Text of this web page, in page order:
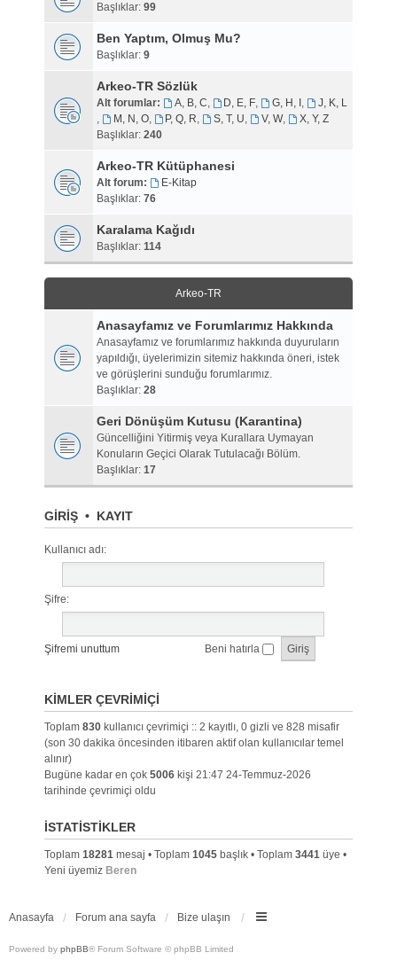
Başlıklar: 99
Ben Yaptım, Olmuş Mu?
Başlıklar: 9
Arkeo-TR Sözlük
Alt forumlar: A, B, C, D, E, F, G, H, I ,
J, K, L
,
M, N, O, P, Q, R, S, T, U, V, W,
X, Y, Z
Başlıklar: 240
Arkeo-TR Kütüphanesi
Alt forum:
E-Kitap
Başlıklar: 76
Karalama Kağıdı
Başlıklar: 114
Arkeo-TR
Anasayfamız ve Forumlarımız Hakkında
Anasayfamız ve forumlarımız hakkında duyuruların
yapıldığı, üyelerimizin sitemiz hakkında öneri, istek
ve görüşlerini sunduğu forumlarımız.
Başlıklar: 28
Geri Dönüşüm Kutusu (Karantina)
Güncelliğini Yitirmiş veya Kurallara Uymayan
Konuların Geçici Olarak Tutulacağı Bölüm.
Başlıklar: 17
GIRIŞ• KAYIT
Kullanıcı adı:
Şifre:
Şifremi unuttum Beni hatırla
KIMLER ÇEVRIMIÇI
Toplam 830kullanıcı çevrimiçi :: 2 kayıtlı, 0 gizli ve 828 misafir
(son 30 dakika öncesinden itibaren aktif olan kullanıcılar temel
alınır)
Bugüne kadar en çok 5006kişi 21:47 24-Temmuz-2026
tarihinde çevrimiçi oldu
İSTATISTIKLER
Toplam 18281mesaj • Toplam 1045başlık • Toplam 3441üye •
Yeni üyemiz Beren
Anasayfa Forum ana sayfa Bize ulaşın
Powered by phpBB® Forum Software © phpBB Limited